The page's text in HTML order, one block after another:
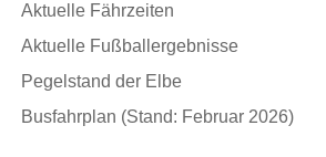
Aktuelle Fährzeiten
Aktuelle Fußballergebnisse
Pegelstand der Elbe
Busfahrplan (Stand: Februar 2026)